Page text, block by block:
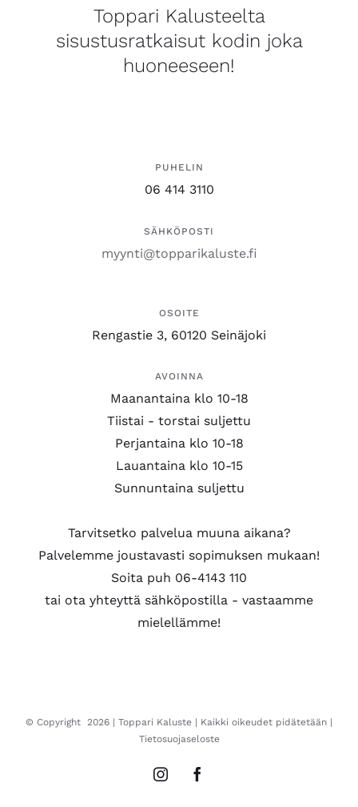
Toppari Kalusteelta
sisustusratkaisut kodin joka
huoneeseen!
PUHELIN
06 414 3110
SÄHKÖPOSTI
myynti@topparikaluste.fi
OSOITE
Rengastie 3, 60120 Seinäjoki
AVOINNA
Maanantaina klo 10-18
Tiistai - torstai suljettu
Perjantaina klo 10-18
Lauantaina klo 10-15
Sunnuntaina suljettu
Tarvitsetko palvelua muuna aikana?
Palvelemme joustavasti sopimuksen mukaan!
Soita puh 06-4143 110
tai ota yhteyttä sähköpostilla - vastaamme
mielellämme!
© Copyright 2026 | Toppari Kaluste | Kaikki oikeudet pidätetään |
Tietosuojaseloste
Instagram